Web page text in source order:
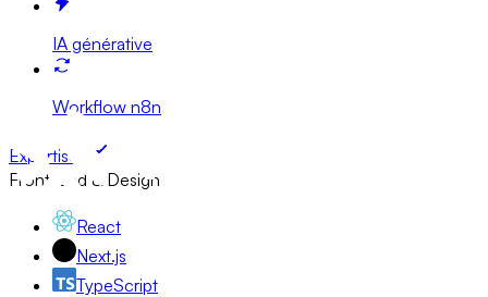
IA générative
Workflow n8n
Expertises
Front-end & Design
React
Next.js
TypeScript